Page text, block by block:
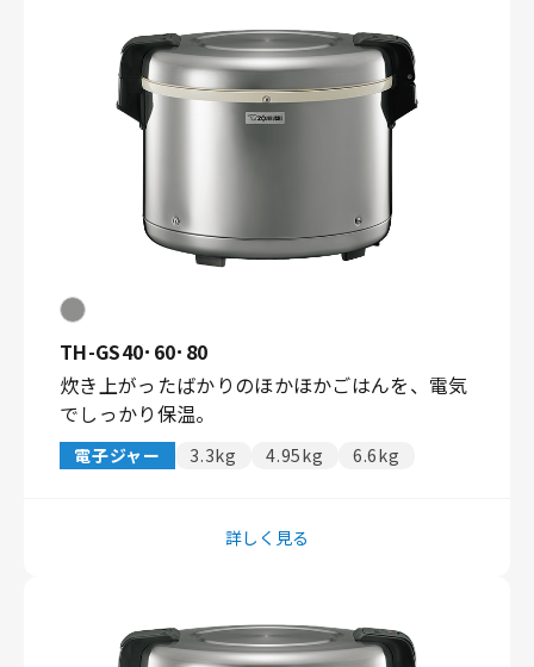
TH-GS40･60･80
炊き上がったばかりのほかほかごはんを、電気
でしっかり保温。
電子ジャー 3.3kg 4.95kg 6.6kg
詳しく見る